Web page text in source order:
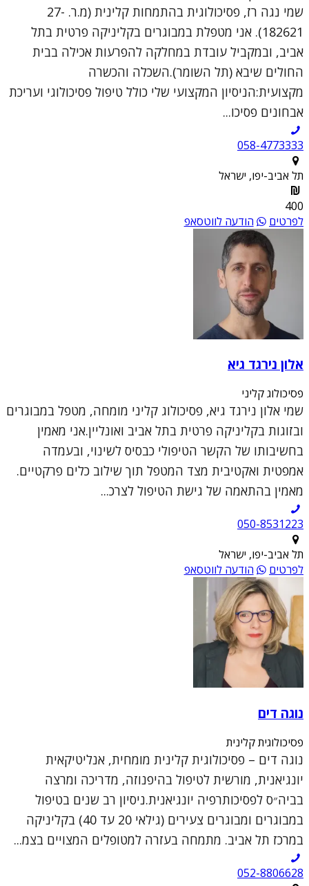
שמי נגה רז, פסיכולוגית בהתמחות קלינית (מ.ר. 27-
182621). אני מטפלת במבוגרים בקליניקה פרטית בתל
אביב, ובמקביל עובדת במחלקה להפרעות אכילה בבית
החולים שיבא (תל השומר).השכלה והכשרה
מקצועית:הניסיון המקצועי שלי כולל טיפול פסיכולוגי ועריכת
אבחונים פסיכו...
058-4773333
תל אביב-יפו, ישראל
400
לפרטים
הודעה לווטסאפ
אלון נירגד גיא
פסיכולוג קליני
שמי אלון נירגד גיא, פסיכולוג קליני מומחה, מטפל במבוגרים
ובזוגות בקליניקה פרטית בתל אביב ואונליין.אני מאמין
בחשיבותו של הקשר הטיפולי כבסיס לשינוי, ובעמדה
אמפטית ואקטיבית מצד המטפל תוך שילוב כלים פרקטיים.
מאמין בהתאמה של גישת הטיפול לצרכ...
050-8531223
תל אביב-יפו, ישראל
לפרטים
הודעה לווטסאפ
נוגה דים
פסיכולוגית קלינית
נוגה דים – פסיכולוגית קלינית מומחית, אנליטיקאית
יונגיאנית, מורשית לטיפול בהיפנוזה, מדריכה ומרצה
בביה״ס לפסיכותרפיה יונגיאנית.ניסיון רב שנים בטיפול
במבוגרים ומבוגרים צעירים (גילאי 20 עד 40) בקליניקה
במרכז תל אביב. מתמחה בעזרה למטופלים המצויים בצמ...
052-8806628